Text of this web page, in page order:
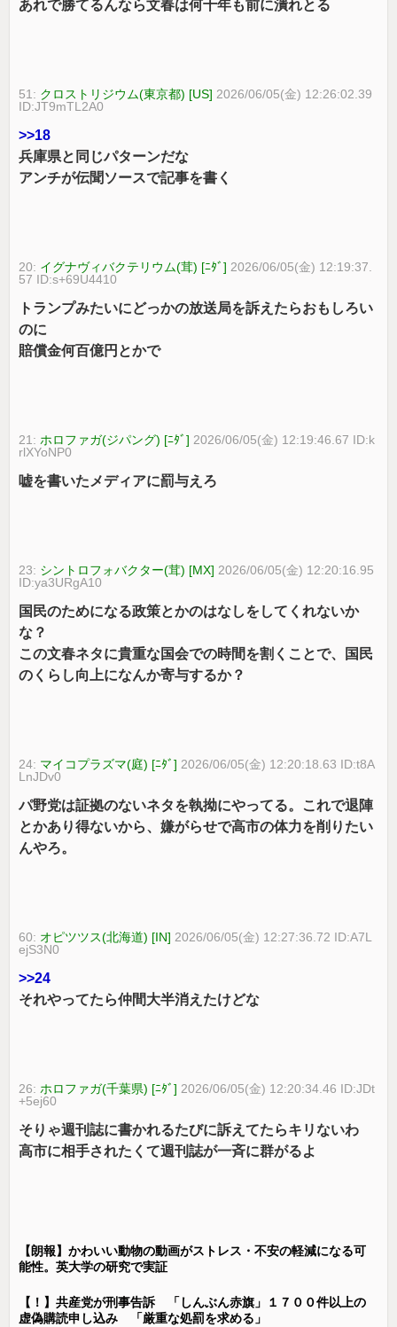
あれで勝てるんなら文春は何十年も前に潰れとる
51: クロストリジウム(東京都) [US] 2026/06/05(金) 12:26:02.39
ID:JT9mTL2A0
>>18
兵庫県と同じパターンだな
アンチが伝聞ソースで記事を書く
20: イグナヴィバクテリウム(茸) [ﾆﾀﾞ] 2026/06/05(金) 12:19:37.
57 ID:s+69U4410
トランプみたいにどっかの放送局を訴えたらおもしろい
のに
賠償金何百億円とかで
21: ホロファガ(ジパング) [ﾆﾀﾞ] 2026/06/05(金) 12:19:46.67 ID:k
rlXYoNP0
嘘を書いたメディアに罰与えろ
23: シントロフォバクター(茸) [MX] 2026/06/05(金) 12:20:16.95
ID:ya3URgA10
国民のためになる政策とかのはなしをしてくれないか
な？
この文春ネタに貴重な国会での時間を割くことで、国民
のくらし向上になんか寄与するか？
24: マイコプラズマ(庭) [ﾆﾀﾞ] 2026/06/05(金) 12:20:18.63 ID:t8A
LnJDv0
パ野党は証拠のないネタを執拗にやってる。これで退陣
とかあり得ないから、嫌がらせで高市の体力を削りたい
んやろ。
60: オピツツス(北海道) [IN] 2026/06/05(金) 12:27:36.72 ID:A7L
ejS3N0
>>24
それやってたら仲間大半消えたけどな
26: ホロファガ(千葉県) [ﾆﾀﾞ] 2026/06/05(金) 12:20:34.46 ID:JDt
+5ej60
そりゃ週刊誌に書かれるたびに訴えてたらキリないわ
高市に相手されたくて週刊誌が一斉に群がるよ
【朗報】かわいい動物の動画がストレス・不安の軽減になる可
能性。英大学の研究で実証
【！】共産党が刑事告訴 「しんぶん赤旗」１７００件以上の
虚偽購読申し込み 「厳重な処罰を求める」